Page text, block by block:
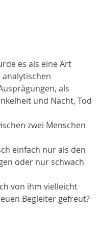
es als eine Art
analytischen
als
und Nacht, Tod
zwei Menschen
einfach nur als den
oder nur schwach
von ihm vielleicht
Begleiter gefreut?